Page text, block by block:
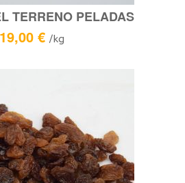
TERRENO PELADAS
19,00 €/kg